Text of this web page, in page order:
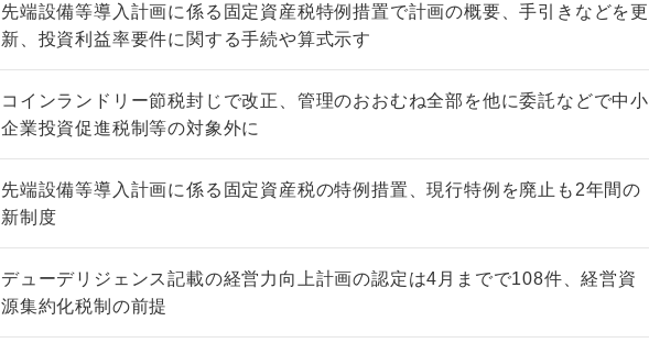
先端設備等導入計画に係る固定資産税特例措置で計画の概要、手引きなどを更
新、投資利益率要件に関する手続や算式示す
コインランドリー節税封じで改正、管理のおおむね全部を他に委託などで中小
企業投資促進税制等の対象外に
先端設備等導入計画に係る固定資産税の特例措置、現行特例を廃止も2年間の
新制度
デューデリジェンス記載の経営力向上計画の認定は4月までで108件、経営資
源集約化税制の前提